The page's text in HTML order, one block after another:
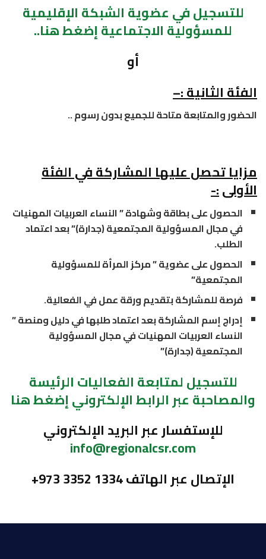
للتسجيل في عضوية الشبكة الإقليمية
للمسؤولية الاجتماعيةإضغط هنا..
أو
الفئة الثانية:
–
الحضور والمتابعة متاحة للجميع بدون رسوم ..
مزايا تحصل عليها المشاركة في الفئة
الأولى:-
الحصول على بطاقة وشهادة ” النساء العربيات المهنيات
في مجال المسؤولية المجتمعية (جدارة)” بعد اعتماد
الطلب.
الحصول على عضوية ” مركز المرأة للمسؤولية
المجتمعية”
فرصة للمشاركة بتقديم ورقة عمل في الفعالية.
إدراج إسم المشاركة بعد اعتماد طلبها في دليل ومنصة ”
النساء العربيات المهنيات في مجال المسؤولية
المجتمعية (جدارة)”
للتسجيل لمتابعة الفعاليات الرئيسة
والمصاحبة عبر الرابط الإلكتروني إضغط هنا
للإستفسار عبر البريد الإلكتروني
info@regionalcsr.com
الإتصال عبر الهاتف ⁦+973 3352 1334